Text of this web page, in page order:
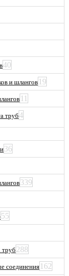
40
и шлангов 19
11
труб4
36
339
55
труб288
соединения 162